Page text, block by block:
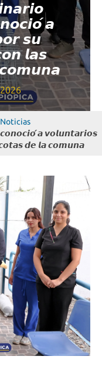
Noticias
𝙖 𝙫𝙤𝙡𝙪𝙣𝙩𝙖𝙧𝙞𝙤𝙨
𝙙𝙚 𝙡𝙖 𝙘𝙤𝙢𝙪𝙣𝙖
𝙖
𝙨𝙪
𝙡𝙖𝙨
𝙘𝙤𝙢𝙪𝙣𝙖